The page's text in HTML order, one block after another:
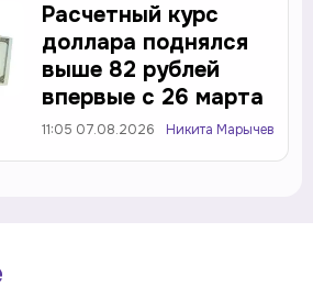
Расчетный курс
доллара поднялся
выше 82 рублей
впервые с 26 марта
11:05 07.08.2026 Никита Марычев